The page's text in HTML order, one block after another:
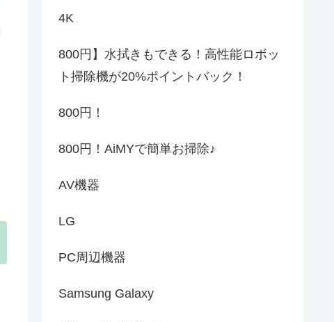
4K
800円】水拭きもできる！高性能ロボッ
ト掃除機が20%ポイントバック！
800円！
800円！AiMYで簡単お掃除♪
AV機器
LG
PC周辺機器
Samsung Galaxy